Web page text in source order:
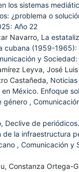
los sistemas
¿problema o
Año 22
Navarro, La
cubana (1959-1965):
y
Leyva, José
Castañeda,
en México. Enfoque
género ,
Declive de
de la infraestructura
, Comunicación y
Constanza Ortega-